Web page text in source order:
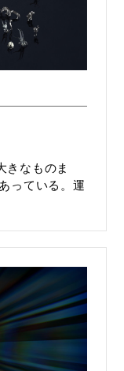
きなものま
っている。運